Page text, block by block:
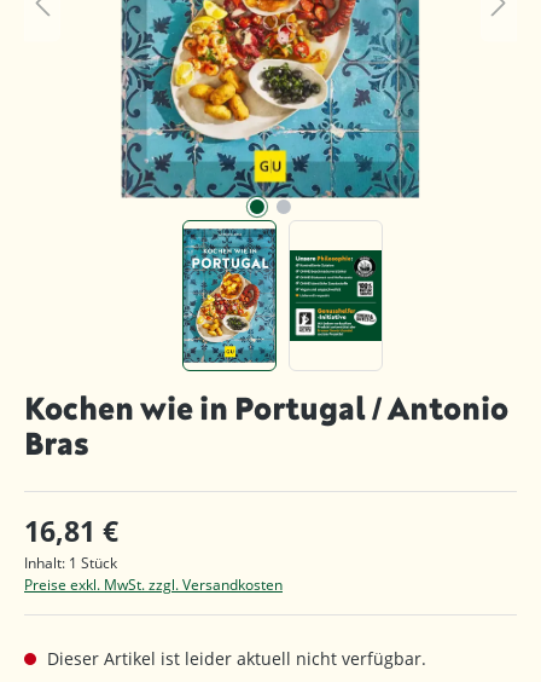
Kochen wie in Portugal / Antonio
Bras
16,81 €
Inhalt: 1 Stück
Preise exkl. MwSt. zzgl. Versandkosten
Dieser Artikel ist leider aktuell nicht verfügbar.